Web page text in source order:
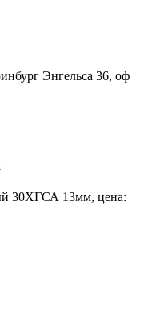
Энгельса 36, оф
30ХГСА 13мм, цена: